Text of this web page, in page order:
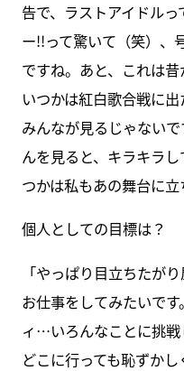
告で、ラストアイドル
ー!!って驚いて（笑）、
ですね。あと、これは昔
いつかは紅白歌合戦に
みんなが見るじゃない
んを見ると、キラキラ
つかは私もあの舞台に立
個人としての目標は？
「やっぱり目立ちたが
お仕事をしてみたいで
ィ…いろんなことに挑戦
どこに行っても恥ずか